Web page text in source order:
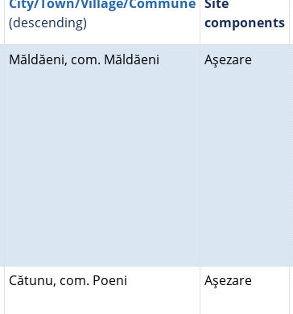
(descending)
components
Măldăeni, com. Măldăeni Aşezare
Cătunu, com. Poeni Aşezare